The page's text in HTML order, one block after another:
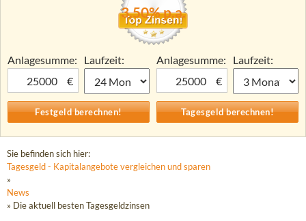
3,50% p.a.
Anlagesumme:
€
Laufzeit:
Anlagesumme:
€
Laufzeit:
Sie befinden sich hier:
Tagesgeld - Kapitalangebote vergleichen und sparen
»
News
» Die aktuell besten Tagesgeldzinsen